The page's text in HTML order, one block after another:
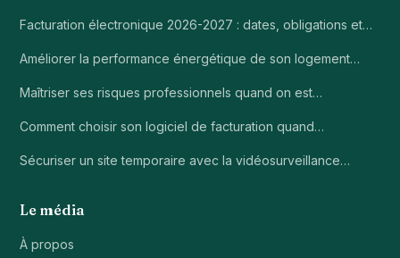
Facturation électronique 2026-2027 : dates, obligations et…
Améliorer la performance énergétique de son logement…
Maîtriser ses risques professionnels quand on est…
Comment choisir son logiciel de facturation quand…
Sécuriser un site temporaire avec la vidéosurveillance…
Le média
À propos